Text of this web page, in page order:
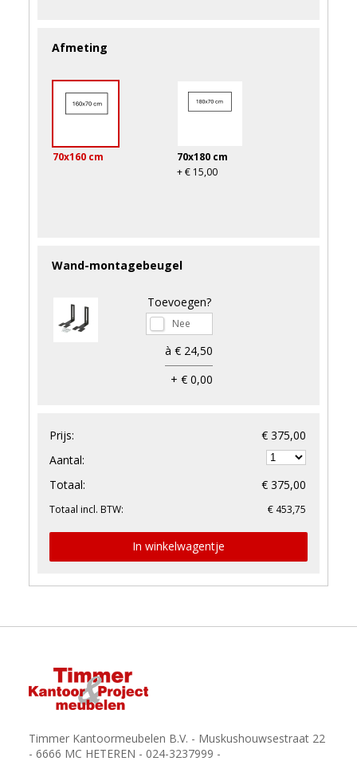
Afmeting
70x160 cm
70x180 cm
+ € 15,00
Wand-montagebeugel
Toevoegen?
à € 24,50
+ € 0,00
Prijs:
€ 375,00
Aantal:
Totaal:
€ 375,00
Totaal incl. BTW: € 453,75
In winkelwagentje
Timmer Kantoormeubelen B.V. - Muskushouwsestraat 22
- 6666 MC HETEREN - 024-3237999 -